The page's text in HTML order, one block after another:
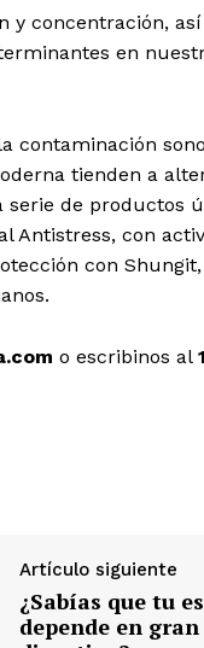
y concentración,
en
contaminación
tienden a
serie de productos
Antistress, con
con
o escribinos al
Artículo siguiente
¿Sabías que tu
depende en